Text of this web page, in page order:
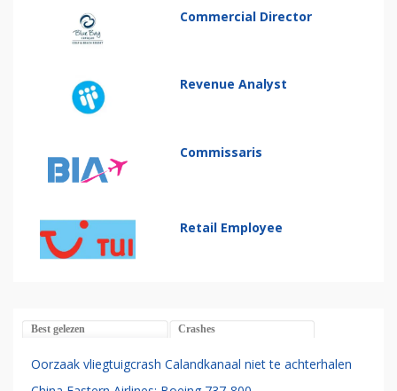
Commercial Director
Revenue Analyst
Commissaris
Retail Employee
Best gelezen Crashes
Oorzaak vliegtuigcrash Calandkanaal niet te achterhalen